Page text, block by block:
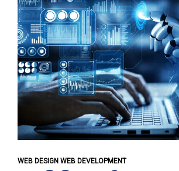
WEB DESIGN WEB DEVELOPMENT